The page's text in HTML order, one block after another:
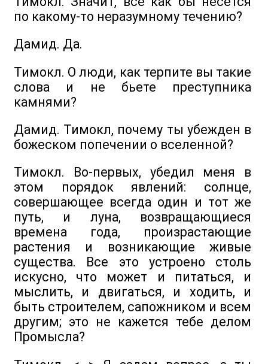
по какому-то неразумному течению?
Дамид. Да.
Тимокл. О люди, как терпите вы такие
слова и не бьете преступника
камнями?
Дамид. Тимокл, почему ты убежден в
божеском попечении о вселенной?
Тимокл. Во-первых, убедил меня в
этом порядок явлений: солнце,
совершающее всегда один и тот же
путь, и луна, возвращающиеся
времена года, произрастающие
растения и возникающие живые
существа. Все это устроено столь
искусно, что может и питаться, и
мыслить, и двигаться, и ходить, и
быть строителем, сапожником и всем
другим; это не кажется тебе делом
Промысла?